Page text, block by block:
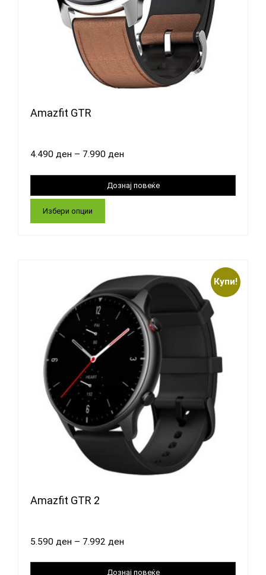
Amazfit GTR
4.490 ден – 7.990 ден
Избери опции
Купи!
Amazfit GTR 2
5.590 ден – 7.992 ден